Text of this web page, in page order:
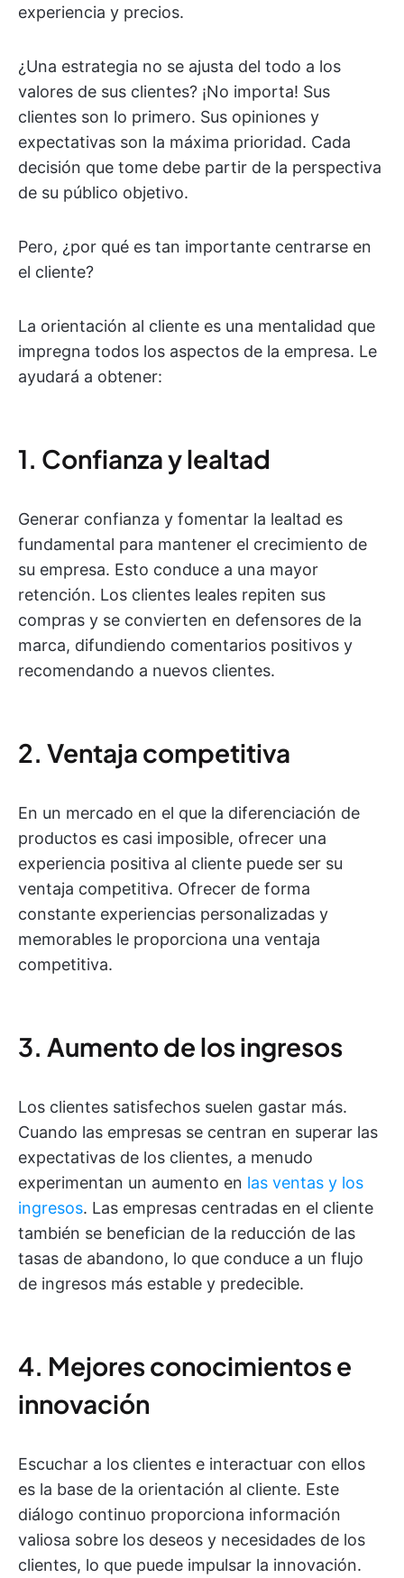
experiencia y precios.
¿Una estrategia no se ajusta del todo a los
valores de sus clientes? ¡No importa! Sus
clientes son lo primero. Sus opiniones y
expectativas son la máxima prioridad. Cada
decisión que tome debe partir de la perspectiva
de su público objetivo.
Pero, ¿por qué es tan importante centrarse en
el cliente?
La orientación al cliente es una mentalidad que
impregna todos los aspectos de la empresa. Le
ayudará a obtener:
1. Confianza y lealtad
Generar confianza y fomentar la lealtad es
fundamental para mantener el crecimiento de
su empresa. Esto conduce a una mayor
retención. Los clientes leales repiten sus
compras y se convierten en defensores de la
marca, difundiendo comentarios positivos y
recomendando a nuevos clientes.
2. Ventaja competitiva
En un mercado en el que la diferenciación de
productos es casi imposible, ofrecer una
experiencia positiva al cliente puede ser su
ventaja competitiva. Ofrecer de forma
constante experiencias personalizadas y
memorables le proporciona una ventaja
competitiva.
3. Aumento de los ingresos
Los clientes satisfechos suelen gastar más.
Cuando las empresas se centran en superar las
expectativas de los clientes, a menudo
experimentan un aumento en las ventas y los
ingresos. Las empresas centradas en el cliente
también se benefician de la reducción de las
tasas de abandono, lo que conduce a un flujo
de ingresos más estable y predecible.
4. Mejores conocimientos e
innovación
Escuchar a los clientes e interactuar con ellos
es la base de la orientación al cliente. Este
diálogo continuo proporciona información
valiosa sobre los deseos y necesidades de los
clientes, lo que puede impulsar la innovación.